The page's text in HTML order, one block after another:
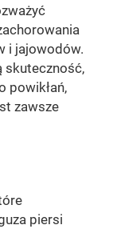
i jajowodów.
skuteczność,
powikłań,
zawsze
piersi